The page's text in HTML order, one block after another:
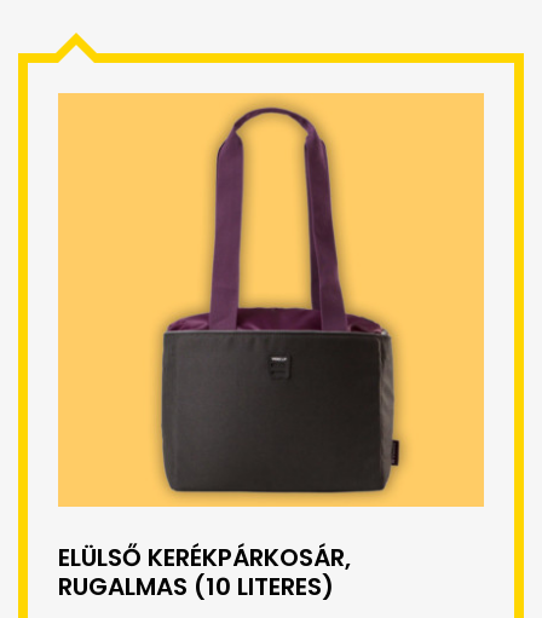
ELÜLSŐ KERÉKPÁRKOSÁR,
RUGALMAS (10 LITERES)